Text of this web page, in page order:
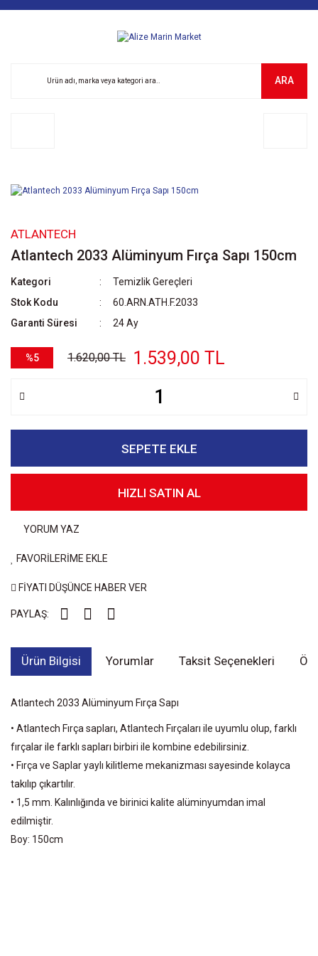
ARA
ATLANTECH
Atlantech 2033 Alüminyum Fırça Sapı 150cm
Kategori
Temizlik Gereçleri
Stok Kodu
60.ARN.ATH.F.2033
Garanti Süresi
24 Ay
%5 1.620,00 TL 1.539,00 TL
SEPETE EKLE
HIZLI SATIN AL
YORUM YAZ
FAVORİLERİME EKLE
FİYATI DÜŞÜNCE HABER VER
PAYLAŞ:
Ürün Bilgisi Yorumlar Taksit Seçenekleri
Atlantech 2033 Alüminyum Fırça Sapı
• Atlantech Fırça sapları, Atlantech Fırçaları ile uyumlu olup, farklı
fırçalar ile farklı sapları birbiri ile kombine edebilirsiniz.
• Fırça ve Saplar yaylı kilitleme mekanizması sayesinde kolayca
takılıp çıkartılır.
• 1,5 mm. Kalınlığında ve birinici kalite alüminyumdan imal
edilmiştir.
Boy: 150cm